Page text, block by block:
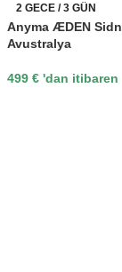
2 GECE / 3 GÜN
Anyma ÆDEN
Avustralya
499 € 'dan itibaren